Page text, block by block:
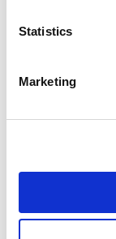
Statistics
Marketing